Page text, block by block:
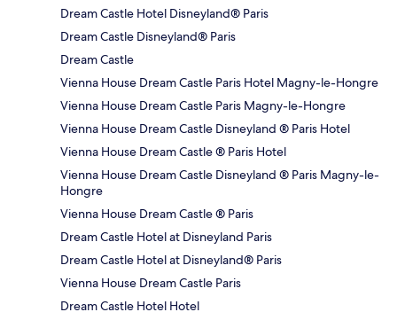
Dream Castle Hotel Disneyland® Paris
Dream Castle Disneyland® Paris
Dream Castle
Vienna House Dream Castle Paris Hotel Magny-le-Hongre
Vienna House Dream Castle Paris Magny-le-Hongre
Vienna House Dream Castle Disneyland ® Paris Hotel
Vienna House Dream Castle ® Paris Hotel
Vienna House Dream Castle Disneyland ® Paris Magny-le-
Hongre
Vienna House Dream Castle ® Paris
Dream Castle Hotel at Disneyland Paris
Dream Castle Hotel at Disneyland® Paris
Vienna House Dream Castle Paris
Dream Castle Hotel Hotel